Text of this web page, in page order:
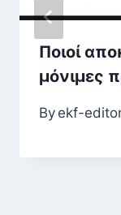
Ποιοί
μόνιμες
By ekf-